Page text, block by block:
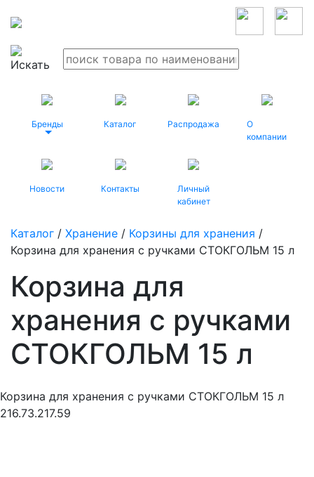
Бренды Каталог Распродажа
О
компании
Новости Контакты
Личный
кабинет
Каталог / Хранение / Корзины для хранения /
Корзина для хранения с ручками СТОКГОЛЬМ 15 л
Корзина для
хранения с ручками
СТОКГОЛЬМ 15 л
Корзина для хранения с ручками СТОКГОЛЬМ 15 л
216.73.217.59